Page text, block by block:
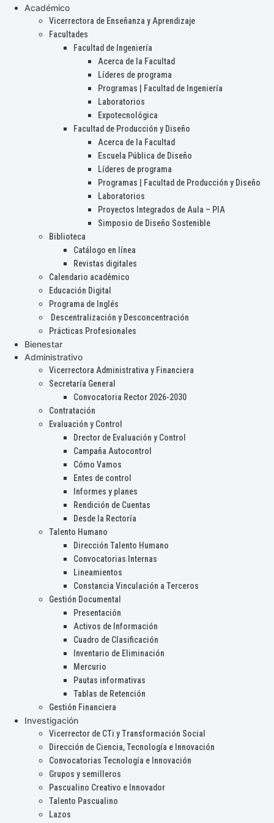
Académico
Vicerrectora de Enseñanza y Aprendizaje
Facultades
Facultad de Ingeniería
Acerca de la Facultad
Líderes de programa
Programas | Facultad de Ingeniería
Laboratorios
Expotecnológica
Facultad de Producción y Diseño
Acerca de la Facultad
Escuela Pública de Diseño
Líderes de programa
Programas | Facultad de Producción y Diseño
Laboratorios
Proyectos Integrados de Aula – PIA
Simposio de Diseño Sostenible
Biblioteca
Catálogo en línea
Revistas digitales
Calendario académico
Educación Digital
Programa de Inglés
Descentralización y Desconcentración
Prácticas Profesionales
Bienestar
Administrativo
Vicerrectora Administrativa y Financiera
Secretaría General
Convocatoria Rector 2026-2030
Contratación
Evaluación y Control
Drector de Evaluación y Control
Campaña Autocontrol
Cómo Vamos
Entes de control
Informes y planes
Rendición de Cuentas
Desde la Rectoría
Talento Humano
Dirección Talento Humano
Convocatorias Internas
Lineamientos
Constancia Vinculación a Terceros
Gestión Documental
Presentación
Activos de Información
Cuadro de Clasificación
Inventario de Eliminación
Mercurio
Pautas informativas
Tablas de Retención
Gestión Financiera
Investigación
Vicerrector de CTi y Transformación Social
Dirección de Ciencia, Tecnología e Innovación
Convocatorias Tecnología e Innovación
Grupos y semilleros
Pascualino Creativo e Innovador
Talento Pascualino
Lazos